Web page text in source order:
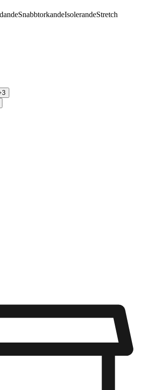
SnabbtorkandeIsolerandeStretch
3